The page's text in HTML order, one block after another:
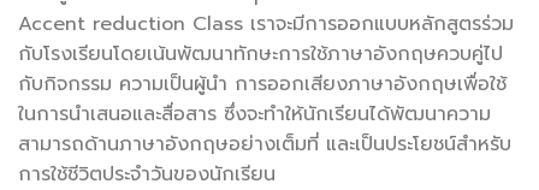
Accent reduction Class เราจะมีการออกแบบหลักสูตรร่วม
กับโรงเรียนโดยเน้นพัฒนาทักษะการใช้ภาษาอังกฤษควบคู่ไป
กับกิจกรรม ความเป็นผู้นำ การออกเสียงภาษาอังกฤษเพื่อใช้
ในการนำเสนอและสื่อสาร ซึ่งจะทำให้นักเรียนได้พัฒนาความ
สามารถด้านภาษาอังกฤษอย่างเต็มที่ และเป็นประโยชน์สำหรับ
การใช้ชีวิตประจำวันของนักเรียน